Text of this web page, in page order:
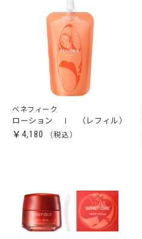
ベネフィーク
ローション Ⅰ （レフィル）
￥4,180